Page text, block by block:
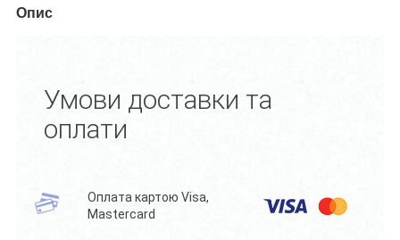
Опис
Умови доставки та
оплати
Оплата картою Visa,
Mastercard